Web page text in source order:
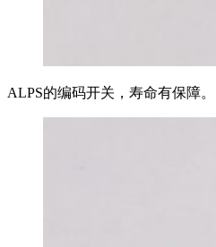
ALPS的编码开关，寿命有保障。